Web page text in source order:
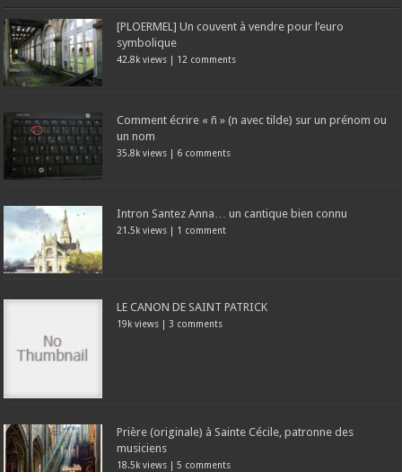
[PLOERMEL] Un couvent à vendre pour l’euro
symbolique
42.8k views 12 comments
Comment écrire « ñ » (n avec tilde) sur un prénom ou
un nom
35.8k views 6 comments
Intron Santez Anna… un cantique bien connu
21.5k views 1 comment
LE CANON DE SAINT PATRICK
19k views |3 comments
Prière (originale) à Sainte Cécile, patronne des
musiciens
18.5k views |5 comments